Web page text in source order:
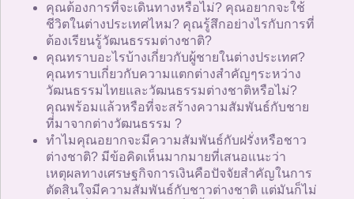
คุณต้องการที่จะเดินทางหรือไม่? คุณอยากจะใช้
ชีวิตในต่างประเทศไหม? คุณรู้สึกอย่างไรกับการที่
ต้องเรียนรู้วัฒนธรรมต่างชาติ?
คุณทราบอะไรบ้างเกี่ยวกับผู้ชายในต่างประเทศ?
คุณทราบเกี่ยวกับความแตกต่างสำคัญๆระหว่าง
วัฒนธรรมไทยและวัฒนธรรมต่างชาติหรือไม่?
คุณพร้อมแล้วหรือที่จะสร้างความสัมพันธ์กับชาย
ที่มาจากต่างวัฒนธรรม ?
ทำไมคุณอยากจะมีความสัมพันธ์กับฝรั่งหรือชาว
ต่างชาติ? มีข้อคิดเห็นมากมายที่เสนอแนะว่า
เหตุผลทางเศรษฐกิจการเงินคือปัจจัยสำคัญในการ
ตัดสินใจมีความสัมพันธ์กับชาวต่างชาติ แต่มันก็ไม่